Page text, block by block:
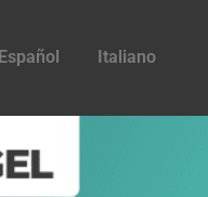
Español Italiano